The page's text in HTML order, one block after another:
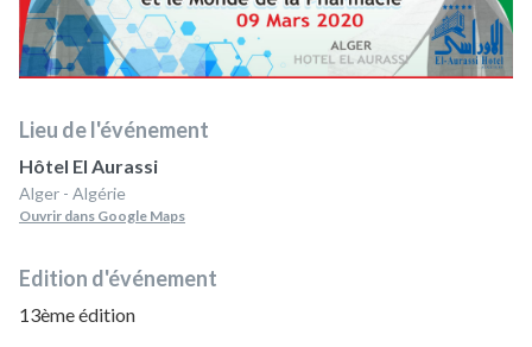
Lieu de l'événement
Hôtel El Aurassi
Alger - Algérie
Ouvrir dans Google Maps
Edition d'événement
13ème édition